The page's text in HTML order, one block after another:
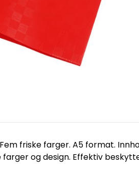
friske farger. A5 format.
og design. Effektiv